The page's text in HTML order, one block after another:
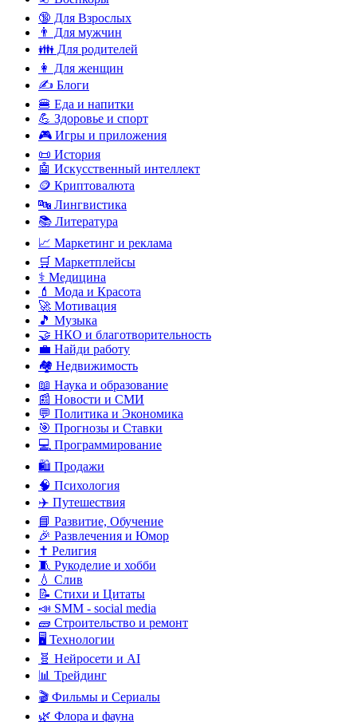
🔞 Для Взрослых
👨 Для мужчин
👪 Для родителей
👩 Для женщин
✍️ Блоги
🍔 Еда и напитки
💪 Здоровье и спорт
🎮 Игры и приложения
📜 История
🤖 Искусственный интеллект
🪙 Криптовалюта
🔤 Лингвистика
📚 Литература
📈 Маркетинг и реклама
🛒 Маркетплейсы
⚕️ Медицина
💄 Мода и Красота
🚀 Мотивация
🎵 Музыка
🤝 НКО и благотворительность
💼 Найди работу
🏘️ Недвижимость
📖 Наука и образование
📰 Новости и СМИ
💬 Политика и Экономика
🎯 Прогнозы и Ставки
💻 Программирование
🛍️ Продажи
🧠 Психология
✈️ Путешествия
📘 Развитие, Обучение
🎉 Развлечения и Юмор
✝️ Религия
🧵 Рукоделие и хобби
💧 Слив
📝 Стихи и Цитаты
📣 SMM - social media
🧱 Строительство и ремонт
🖥️ Технологии
🧬 Нейросети и AI
📊 Трейдинг
🎬 Фильмы и Сериалы
🌿 Флора и фауна